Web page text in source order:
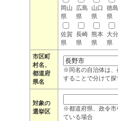
岡山
県
広島
県
山口
県
徳島
県
佐賀
県
長崎
県
熊本
県
大分
県
市区町
村名、
都道府
県名
※同名の自治体は、
することで分けて探
対象の
選挙区
※都道府県、政令市
ている場合